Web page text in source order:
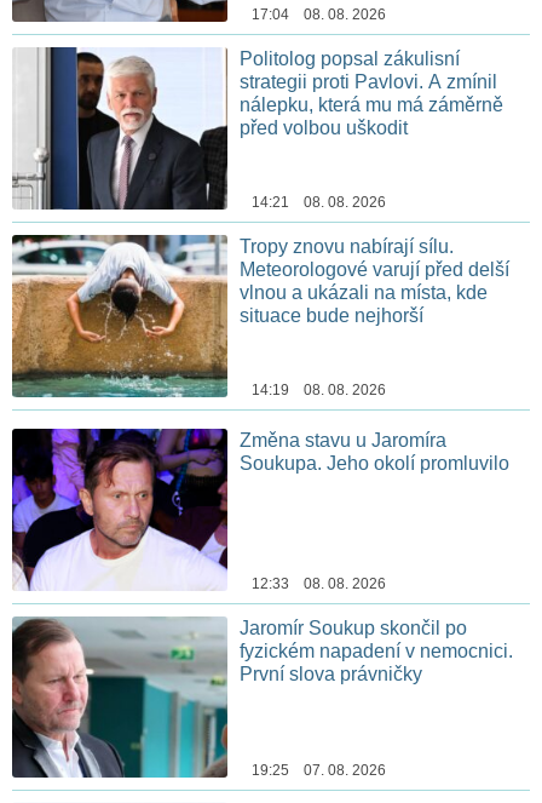
17:04 08. 08. 2026
Politolog popsal zákulisní
strategii proti Pavlovi. A zmínil
nálepku, která mu má záměrně
před volbou uškodit
14:21 08. 08. 2026
Tropy znovu nabírají sílu.
Meteorologové varují před delší
vlnou a ukázali na místa, kde
situace bude nejhorší
14:19 08. 08. 2026
Změna stavu u Jaromíra
Soukupa. Jeho okolí promluvilo
12:33 08. 08. 2026
Jaromír Soukup skončil po
fyzickém napadení v nemocnici.
První slova právničky
19:25 07. 08. 2026